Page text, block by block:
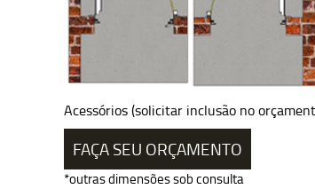
Acessórios (solicitar inclusão no
FAÇA SEU ORÇAMENTO
*outras dimensões sob consulta